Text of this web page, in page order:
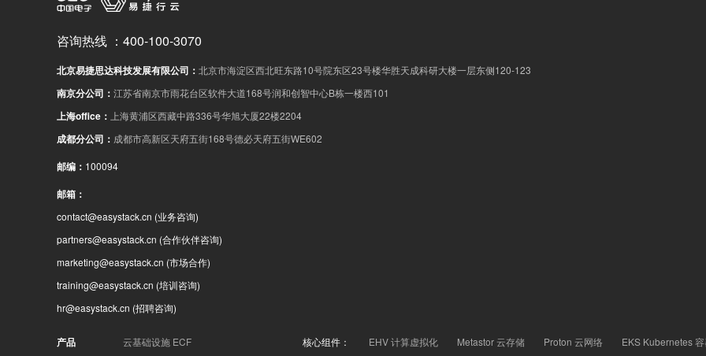
咨询热线 ： 400-100-3070
北京易捷思达科技发展有限公司 ： 北京市海淀区西北旺东路10号院东区23号楼华胜天成科研大楼一层东侧120-123
南京分公司 ： 江苏省南京市雨花台区软件大道168号润和创智中心B栋一楼西101
上海office ： 上海黄浦区西藏中路336号华旭大厦22楼2204
成都分公司 ： 成都市高新区天府五街168号德必天府五街WE602
邮编 ： 100094
邮箱 ：
contact@easystack.cn (业务咨询)
partners@easystack.cn (合作伙伴咨询)
marketing@easystack.cn (市场合作)
training@easystack.cn (培训咨询)
hr@easystack.cn (招聘咨询)
产品 云基础设施 ECF 核心组件： EHV 计算虚拟化 Metastor 云存储 Proton 云网络 EKS Kubernetes